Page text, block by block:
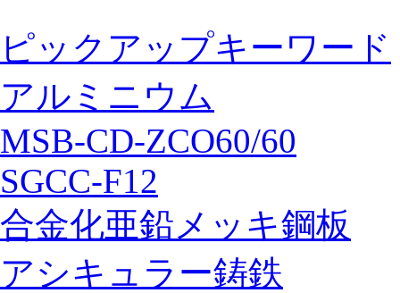
ピックアップキーワード
アルミニウム
MSB-CD-ZCO60/60
SGCC-F12
合金化亜鉛メッキ鋼板
アシキュラー鋳鉄